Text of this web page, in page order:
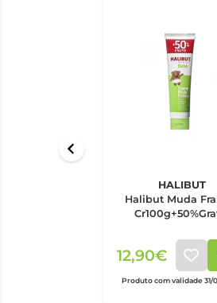
HALIBUT
Halibut Muda
12,90€
Produto com validade 31/